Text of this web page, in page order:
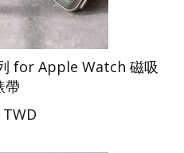
for Apple Watch 磁吸
帶